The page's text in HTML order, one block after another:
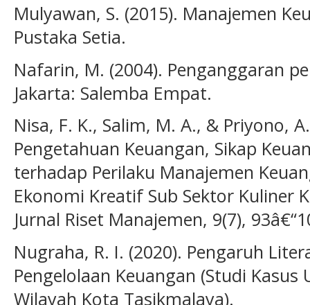
Mulyawan, S. (2015). Manajemen
Pustaka Setia.
Nafarin, M. (2004). Penganggaran
Jakarta: Salemba Empat.
Nisa, F. K., Salim, M. A., & Priyono,
Pengetahuan Keuangan, Sikap
terhadap Perilaku Manajemen
Ekonomi Kreatif Sub Sektor Kuliner
Jurnal Riset Manajemen, 9(7),
Nugraha, R. I. (2020). Pengaruh
Pengelolaan Keuangan (Studi
Wilayah Kota Tasikmalaya).